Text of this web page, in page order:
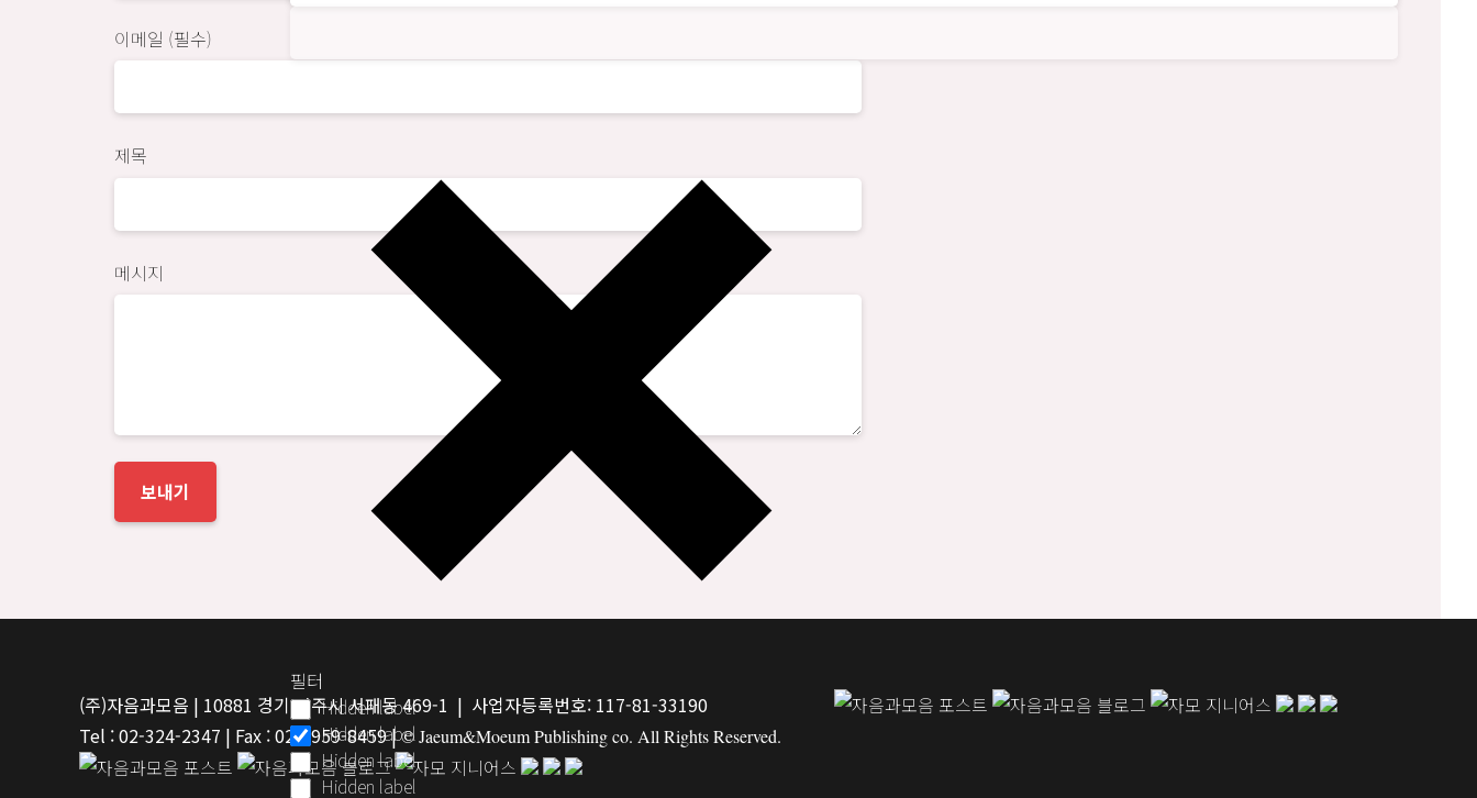
필터
Hidden label
Hidden label
Hidden label
Hidden label
이메일 (필수)
제목
메시지
(주)자음과모음 | 10881 경기 파주시 서패동 469-1 | 사업자등록번호: 117-81-33190
Tel : 02-324-2347 | Fax : 02-6959-8459 |© Jaeum&Moeum Publishing co. All Rights Reserved.